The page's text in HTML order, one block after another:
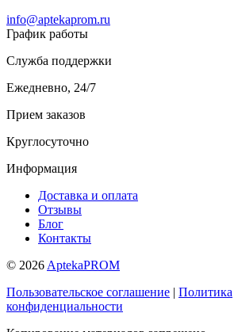
info@aptekaprom.ru
График работы
Служба поддержки
Ежедневно, 24/7
Прием заказов
Круглосуточно
Информация
Доставка и оплата
Отзывы
Блог
Контакты
© 2026 AptekaPROM
Пользовательское соглашение | Политика
конфиденциальности